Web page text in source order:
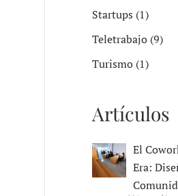
Startups (1)
Teletrabajo (9)
Turismo (1)
Artículos
El
Era: